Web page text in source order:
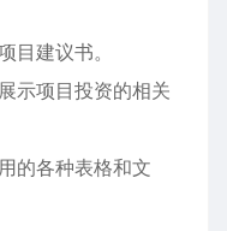
建议书。
示项目投资的相关
的各种表格和文